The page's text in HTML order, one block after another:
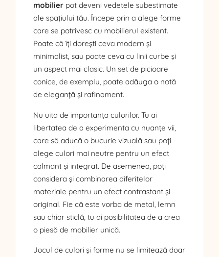
mobilier pot deveni vedetele subestimate
ale spațiului tău. Începe prin a alege forme
care se potrivesc cu mobilierul existent.
Poate că îți dorești ceva modern și
minimalist, sau poate ceva cu linii curbe și
un aspect mai clasic. Un set de picioare
conice, de exemplu, poate adăuga o notă
de eleganță și rafinament.
Nu uita de importanța culorilor. Tu ai
libertatea de a experimenta cu nuanțe vii,
care să aducă o bucurie vizuală sau poți
alege culori mai neutre pentru un efect
calmant și integrat. De asemenea, poți
considera și combinarea diferitelor
materiale pentru un efect contrastant și
original. Fie că este vorba de metal, lemn
sau chiar sticlă, tu ai posibilitatea de a crea
o piesă de mobilier unică.
Jocul de culori și forme nu se limitează doar